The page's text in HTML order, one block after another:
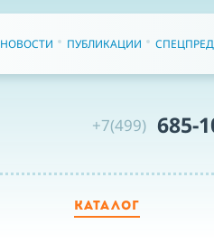
НОВОСТИ ПУБЛИКАЦИИ
+7(499) 685-
КАТАЛОГ